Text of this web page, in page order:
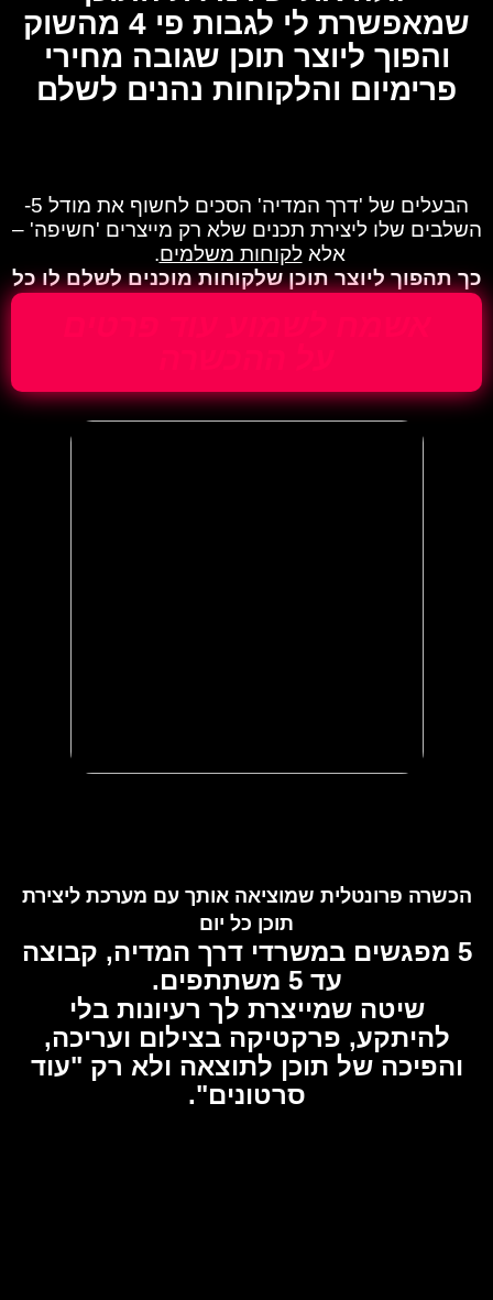
שמאפשרת לי לגבות פי 4 מהשוק
והפוך ליוצר תוכן שגובה מחירי
פרימיום והלקוחות נהנים לשלם
הבעלים של 'דרך המדיה' הסכים לחשוף את מודל 5-
השלבים שלו ליצירת תכנים שלא רק מייצרים 'חשיפה' –
אלאלקוחות משלמים.
כך תהפוך ליוצר תוכן שלקוחות מוכנים לשלם לו כל
הכשרה פרונטלית שמוציאה אותך עם מערכת ליצירת
תוכן כל יום
5 מפגשים במשרדי דרך המדיה, קבוצה
עד 5 משתתפים.
שיטה שמייצרת לך רעיונות בלי
להיתקע, פרקטיקה בצילום ועריכה,
והפיכה של תוכן לתוצאה ולא רק "עוד
סרטונים".